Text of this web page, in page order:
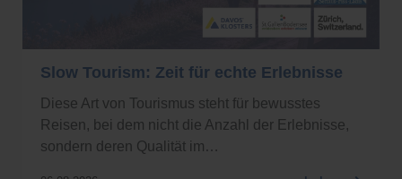
Slow Tourism: Zeit für echte Erlebnisse
Diese Art von Tourismus steht für bewusstes
Reisen, bei dem nicht die Anzahl der Erlebnisse,
sondern deren Qualität im…